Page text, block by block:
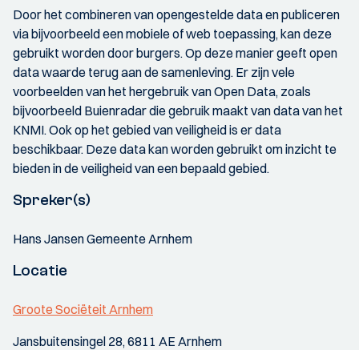
Door het combineren van opengestelde data en publiceren
via bijvoorbeeld een mobiele of web toepassing, kan deze
gebruikt worden door burgers. Op deze manier geeft open
data waarde terug aan de samenleving. Er zijn vele
voorbeelden van het hergebruik van Open Data, zoals
bijvoorbeeld Buienradar die gebruik maakt van data van het
KNMI. Ook op het gebied van veiligheid is er data
beschikbaar. Deze data kan worden gebruikt om inzicht te
bieden in de veiligheid van een bepaald gebied.
Spreker(s)
Hans Jansen Gemeente Arnhem
Locatie
Groote Sociëteit Arnhem
Jansbuitensingel 28, 6811 AE Arnhem